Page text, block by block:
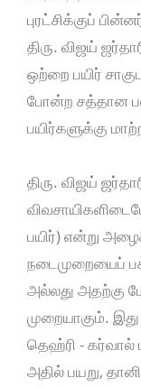
புரட்சிக்குப்
திரு. விஜய்
ஒற்றை பயிர்
போன்ற சத்தான
பயிர்களுக்கு
திரு. விஜய்
பயிர்) என்று
நடைமுறையைப்
அல்லது அதற்கு
முறையாகும்.
தெஹ்ரி - கர்வால்
அதில் பயறு,